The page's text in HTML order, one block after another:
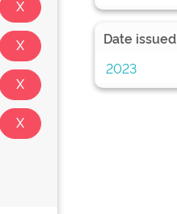
Date issued
2023